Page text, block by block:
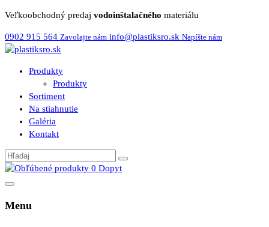
Veľkoobchodný predaj vodoinštalačného materiálu
0902 915 564 Zavolajte nám info@plastiksro.sk Napíšte nám
Produkty
Produkty
Sortiment
Na stiahnutie
Galéria
Kontakt
0 Dopyt
Menu